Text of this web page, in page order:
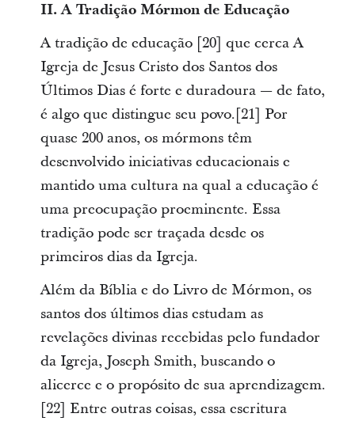
II. A Tradição Mórmon de Educação
A tradição de educação [20] que cerca A
Igreja de Jesus Cristo dos Santos dos
Últimos Dias é forte e duradoura — de fato,
é algo que distingue seu povo.[21] Por
quase 200 anos, os mórmons têm
desenvolvido iniciativas educacionais e
mantido uma cultura na qual a educação é
uma preocupação proeminente. Essa
tradição pode ser traçada desde os
primeiros dias da Igreja.
Além da Bíblia e do Livro de Mórmon, os
santos dos últimos dias estudam as
revelações divinas recebidas pelo fundador
da Igreja, Joseph Smith, buscando o
alicerce e o propósito de sua aprendizagem.
[22] Entre outras coisas, essa escritura